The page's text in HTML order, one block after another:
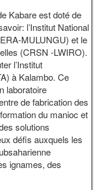
Kabare est doté de
l’Institut National
MULUNGU) et le
(CRSN -LWIRO).
l’Institut
à Kalambo. Ce
laboratoire
de fabrication des
du manioc et
solutions
défis auxquels les
ignames, des